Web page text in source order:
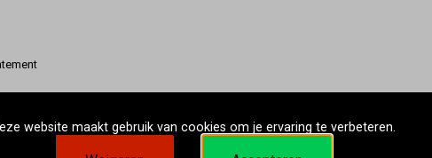
website maakt gebruik van cookies om je ervaring te verbeteren.